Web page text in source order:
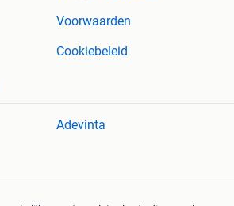
Voorwaarden
Cookiebeleid
Adevinta